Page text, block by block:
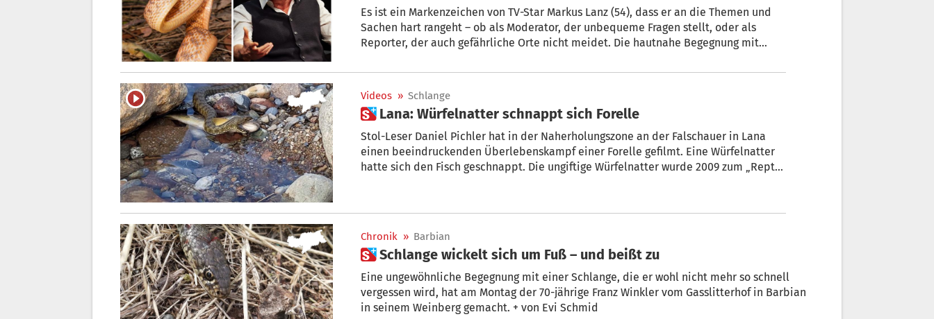
Es ist ein Markenzeichen von TV-Star Markus Lanz (54), dass er an die Themen und
Sachen hart rangeht – ob als Moderator, der unbequeme Fragen stellt, oder als
Reporter, der auch gefährliche Orte nicht meidet. Die hautnahe Begegnung mit
Videos » Schlange
 Lana: Würfelnatter schnappt sich Forelle
Stol-Leser Daniel Pichler hat in der Naherholungszone an der Falschauer in Lana
einen beeindruckenden Überlebenskampf einer Forelle gefilmt. Eine Würfelnatter
hatte sich den Fisch geschnappt. Die ungiftige Würfelnatter wurde 2009 zum „Reptil
Chronik » Barbian
 Schlange wickelt sich um Fuß – und beißt zu
Eine ungewöhnliche Begegnung mit einer Schlange, die er wohl nicht mehr so schnell
vergessen wird, hat am Montag der 70-jährige Franz Winkler vom Gasslitterhof in Barbian
in seinem Weinberg gemacht. + von Evi Schmid